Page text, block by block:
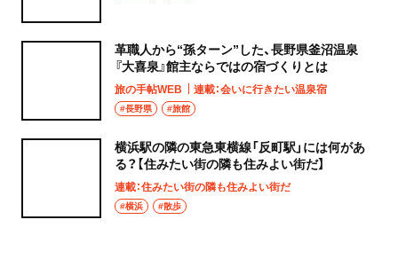
革職人から“孫ターン”した、長野県釜沼温泉
『大喜泉』館主ならではの宿づくりとは
旅の手帖WEB 連載：会いに行きたい温泉宿
#長野県 #旅館
横浜駅の隣の東急東横線「反町駅」には何があ
る？【住みたい街の隣も住みよい街だ】
連載：住みたい街の隣も住みよい街だ
#横浜 #散歩